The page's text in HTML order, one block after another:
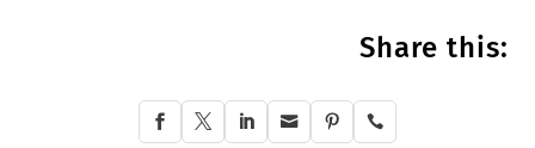
Share this:
     